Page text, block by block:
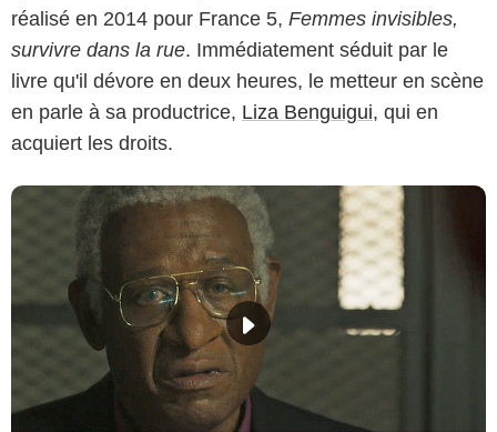
réalisé en 2014 pour France 5, Femmes invisibles,
survivre dans la rue. Immédiatement séduit par le
livre qu'il dévore en deux heures, le metteur en scène
en parle à sa productrice, Liza Benguigui, qui en
acquiert les droits.